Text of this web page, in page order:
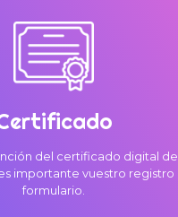
del certificado digital de
importante vuestro registro
formulario.